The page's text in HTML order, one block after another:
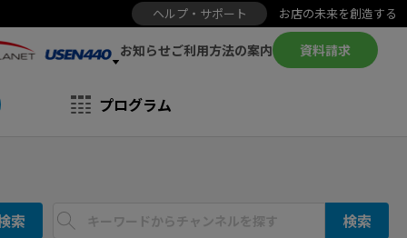
ヘルプ・サポート お店の未来を創造する
お知らせご利用方法の案内 資料請求
プログラム
索 検索